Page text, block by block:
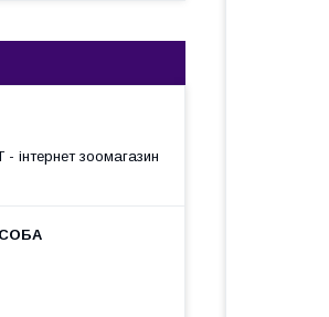
інтернет зоомагазин